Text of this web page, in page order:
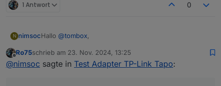
1 Antwort 0
N nimsocHallo @tombox,
erstmal danke für den Adapter!
Offline
Ro75schrieb am 23. Nov. 2024, 13:25
zuletzt editiert von
@nimsoc sagte in Test Adapter TP-Link Tapo: